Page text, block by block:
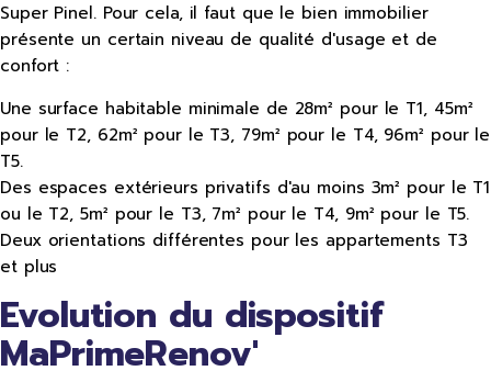
Super Pinel. Pour cela, il faut que le bien immobilier
présente un certain niveau de qualité d'usage et de
confort :
Une surface habitable minimale de 28m² pour le T1, 45m²
pour le T2, 62m² pour le T3, 79m² pour le T4, 96m² pour le
T5.
Des espaces extérieurs privatifs d'au moins 3m² pour le T1
ou le T2, 5m² pour le T3, 7m² pour le T4, 9m² pour le T5.
Deux orientations différentes pour les appartements T3
et plus
Evolution du dispositif
MaPrimeRenov'